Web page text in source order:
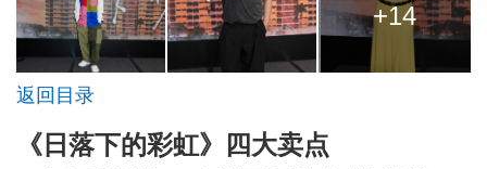
+14
返回目录
《日落下的彩虹》四大卖点